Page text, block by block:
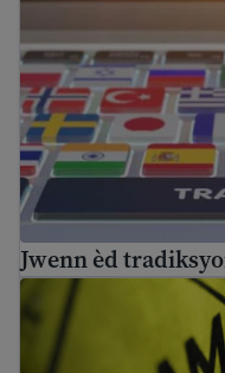
Jwenn èd
Konsèy pou evite